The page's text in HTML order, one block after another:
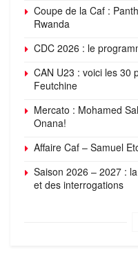
Coupe de la Caf :
Rwanda
CDC 2026 : le
CAN U23 : voici les 30
Feutchine
Mercato : Mohamed
Onana!
Affaire Caf – Samuel
Saison 2026 – 2027 :
et des interrogations